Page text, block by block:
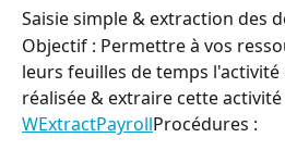
Saisie simple & extraction des
Objectif : Permettre à vos
leurs feuilles de temps
réalisée & extraire cette activité
WExtractPayrollProcédures :